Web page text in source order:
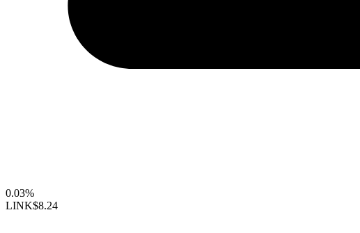
0.03%
LINK$8.24